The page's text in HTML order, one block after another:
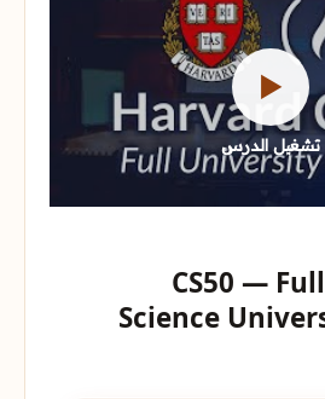
CS50 — Full Computer
▶
تشغيل الدرس
CS50 —
Science